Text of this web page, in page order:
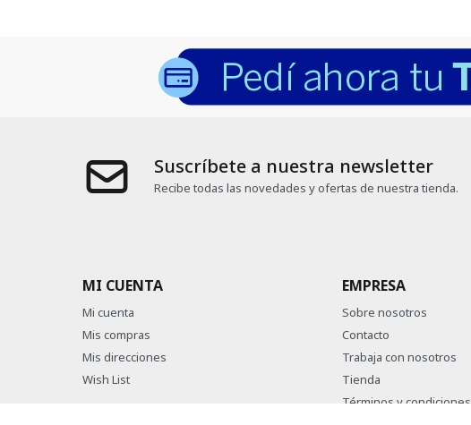
Suscríbete a nuestra newsletter
Recibe todas las novedades y ofertas de nuestra tienda.
MI CUENTA
Mi cuenta
Mis compras
Mis direcciones
Wish List
EMPRESA
Sobre nosotros
Contacto
Trabaja con nosotros
Tienda
Términos y condiciones